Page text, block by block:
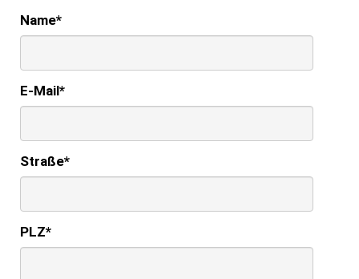
Name*
E-Mail*
Straße*
PLZ*